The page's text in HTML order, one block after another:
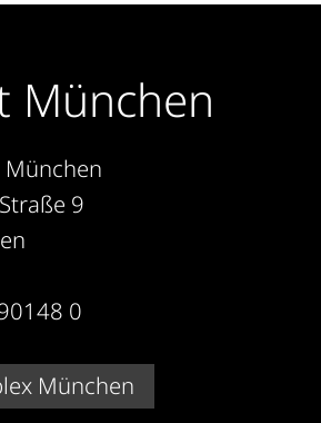
München
9
0
München